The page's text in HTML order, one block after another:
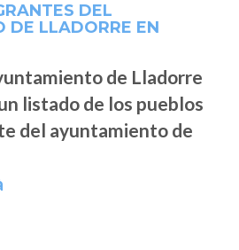
DEL
DE LLADORRE EN
listado de los pueblos
del ayuntamiento de